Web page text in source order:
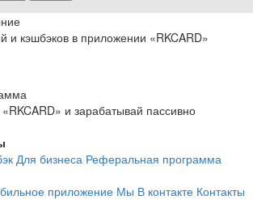
и кэшбэков в приложении «RKCARD»
и зарабатывай пассивно
Для бизнеса Реферальная программа
приложение Мы В контакте Контакты